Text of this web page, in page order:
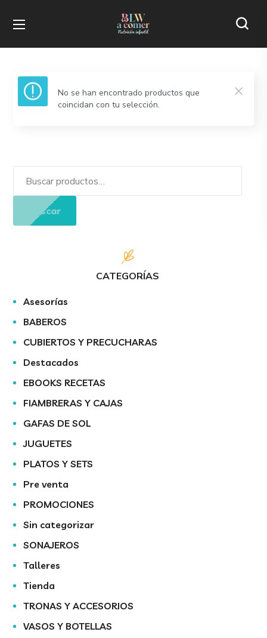
No se han encontrado productos que
coincidan con tu selección.
Buscar
CATEGORÍAS
Asesorías
BABEROS
CUBIERTOS Y PRECUCHARAS
Destacados
EBOOKS RECETAS
FIAMBRERAS Y CAJAS
GAFAS DE SOL
JUGUETES
PLATOS Y SETS
Pre venta
PROMOCIONES
Sin categorizar
SONAJEROS
Talleres
Tienda
TRONAS Y ACCESORIOS
VASOS Y BOTELLAS